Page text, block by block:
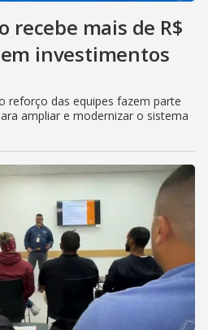
recebe mais de R$
investimentos
reforço das equipes fazem parte
ampliar e modernizar o sistema